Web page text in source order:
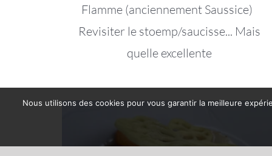
Flamme (anciennement Saussice)
Revisiter le stoemp/saucisse... Mais
quelle excellente
Nous utilisons des cookies pour vous garantir la meilleure